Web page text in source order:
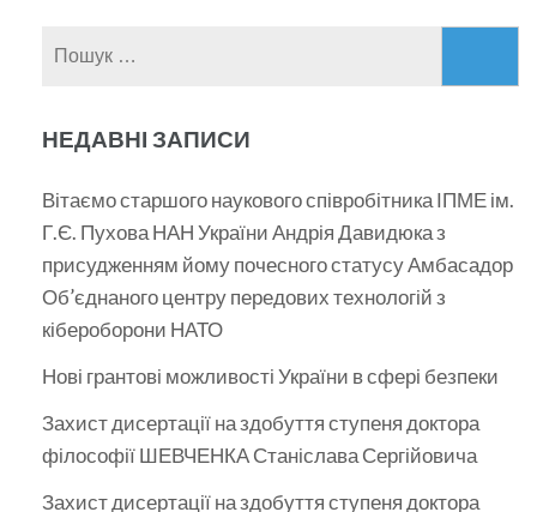
НЕДАВНІ ЗАПИСИ
Вітаємо старшого наукового співробітника ІПМЕ ім.
Г.Є. Пухова НАН України Андрія Давидюка з
присудженням йому почесного статусу Амбасадор
Об’єднаного центру передових технологій з
кібероборони НАТО
Нові грантові можливості України в сфері безпеки
Захист дисертації на здобуття ступеня доктора
філософії ШЕВЧЕНКА Станіслава Сергійовича
Захист дисертації на здобуття ступеня доктора